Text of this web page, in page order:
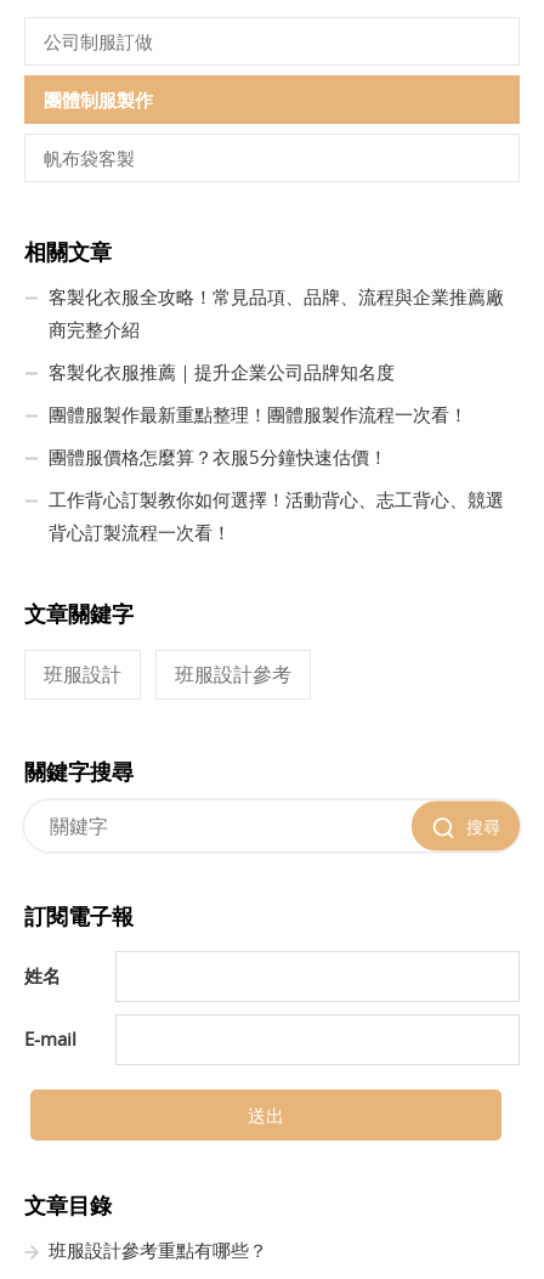
公司制服訂做
團體制服製作
帆布袋客製
相關文章
客製化衣服全攻略！常見品項、品牌、流程與企業推薦廠
商完整介紹
客製化衣服推薦｜提升企業公司品牌知名度
團體服製作最新重點整理！團體服製作流程一次看！
團體服價格怎麼算？衣服5分鐘快速估價！
工作背心訂製教你如何選擇！活動背心、志工背心、競選
背心訂製流程一次看！
文章關鍵字
班服設計 班服設計參考
關鍵字搜尋
搜尋
訂閱電子報
姓名
E-mail
送出
文章目錄
班服設計參考重點有哪些？